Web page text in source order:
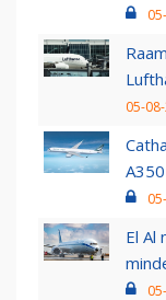
05-
El Al